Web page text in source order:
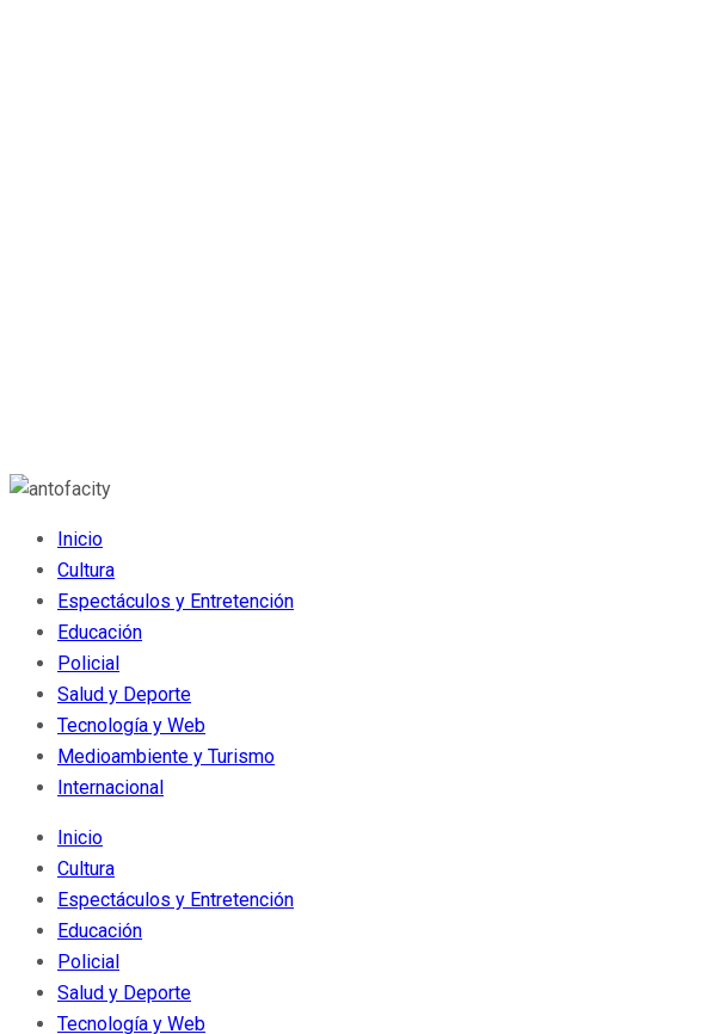
Inicio
Cultura
Espectáculos y Entretención
Educación
Policial
Salud y Deporte
Tecnología y Web
Medioambiente y Turismo
Internacional
Inicio
Cultura
Espectáculos y Entretención
Educación
Policial
Salud y Deporte
Tecnología y Web